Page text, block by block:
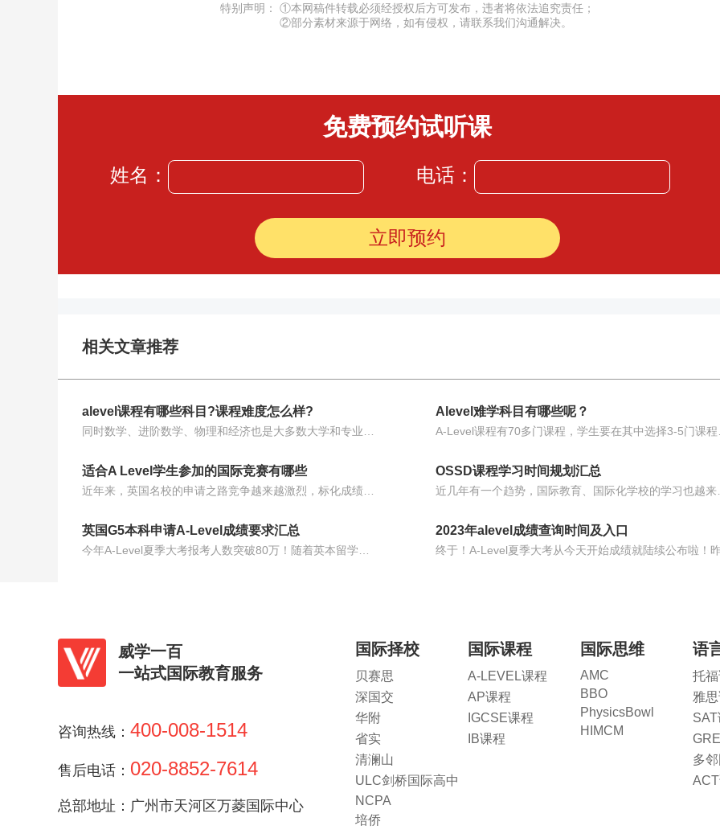
特别声明：
①本网稿件转载必须经授权后方可发布，违者将依法追究责任；
②部分素材来源于网络，如有侵权，请联系我们沟通解决。
免费预约试听课
姓名： 电话：
相关文章推荐
alevel课程有哪些科目?课程难度怎么样?
同时数学、进阶数学、物理和经济也是大多数大学和专业招生时要求学生有的alevel科目，因此如果同学们愁于alevel科目选择，那么通常更建议大家优先选择这几门课程。
Alevel难学科目有哪些呢？
A-Level课程有
适合A Level学生参加的国际竞赛有哪些
近年来，英国名校的申请之路竞争越来越激烈，标化成绩优异不再能轻而易举地在激烈的竞争中脱颖而出，还需要各类国际竞赛来佐证自身学术实力和综合能力。
OSSD课程学习时间规划汇总
近几年有一个趋势，
英国G5本科申请A-Level成绩要求汇总
今年A-Level夏季大考报考人数突破80万！随着英本留学愈受欢迎，英本申请竞争也将愈发激烈，对于准备申请2024英国本科的同学，提前准备很关键。
2023年alevel成绩查询时间及入口
威学一百
一站式国际教育服务
咨询热线： 400-008-1514
售后电话： 020-8852-7614
总部地址：广州市天河区万菱国际中心
国际择校
贝赛思
深国交
华附
省实
清澜山
ULC剑桥国际高中
NCPA
培侨
国际课程
A-LEVEL课程
AP课程
IGCSE课程
IB课程
国际思维
AMC
BBO
PhysicsBowl
HIMCM
语
托
雅
多